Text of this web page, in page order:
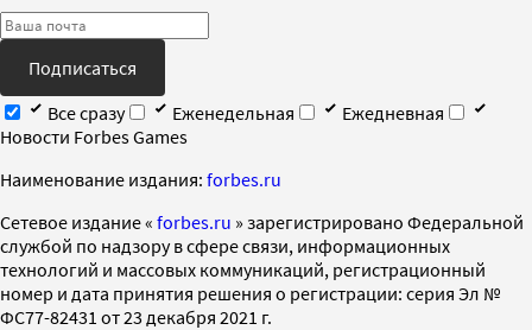
Подписаться
Все сразу
Еженедельная
Ежедневная
Новости Forbes Games
Наименование издания: forbes.ru
Cетевое издание « forbes.ru » зарегистрировано Федеральной
службой по надзору в сфере связи, информационных
технологий и массовых коммуникаций, регистрационный
номер и дата принятия решения о регистрации: серия Эл №
ФС77-82431 от 23 декабря 2021 г.